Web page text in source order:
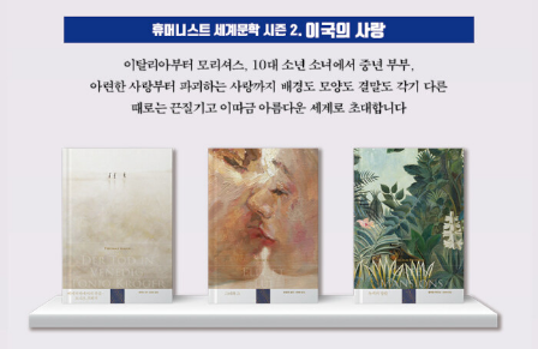
4), ≪스피리디옹≫(1838∼1839), ≪칠현금≫(1839), ≪테베리노
≫(1845) 등이 있다. 1844년 ≪잔느≫를 필두로 해서 일련의 전원
소설들을 발표했는데, 이 계열의 작품으로는 소박하고 아름다운 전원
아 프랑수아≫(1849), ≪피리부는 사람들≫(1853) 등이 있다. 노년
에는 방대한 자서전인 ≪내 생애의 이야기≫(1847∼1855), 손녀들
을 위한 동화 ≪할머니 이야기≫를 쓰면서 초기의 연애 모험소설로 돌
아가 ≪부아도레의 미남자들≫(1857∼1858)과 ≪발메르 후작≫(1
860), ≪검은 도시≫(1861), ≪타마리스≫(1862), ≪캥티니양≫(1
863), ≪마지막 사랑≫(1866), ≪나농≫(1872) 등을 발표했다. 희
르그리트 뒤라스의 『죽음의 병』, 조르주 상드의 『그녀와 그』, 알로이
시위스 베르트랑의 『밤의 가스파르: 렘브란트와 칼로 풍의 환상곡』,
앙투안 볼로딘의 『작가들』 『바르도 오어 낫 바드로』 등이 있다.